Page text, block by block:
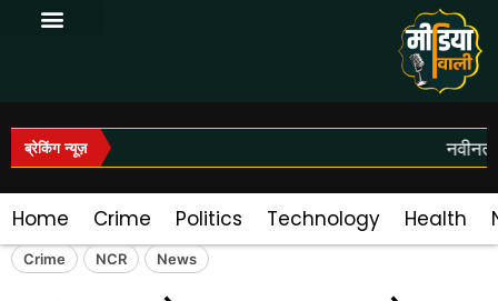
ब्रेकिंग न्यूज़
Home Crime Politics Technology Health
Crime NCR News